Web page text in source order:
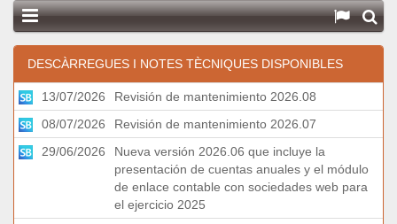
DESCÀRREGUES I NOTES TÈCNIQUES DISPONIBLES
13/07/2026
Revisión de mantenimiento 2026.08
08/07/2026
Revisión de mantenimiento 2026.07
29/06/2026
Nueva versión 2026.06 que incluye la
presentación de cuentas anuales y el módulo
de enlace contable con sociedades web para
el ejercicio 2025